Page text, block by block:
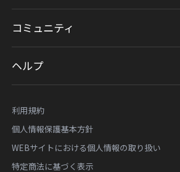
コミュニティ
ヘルプ
利用規約
個人情報保護基本方針
WEBサイトにおける個人情報の取り扱い
特定商法に基づく表示